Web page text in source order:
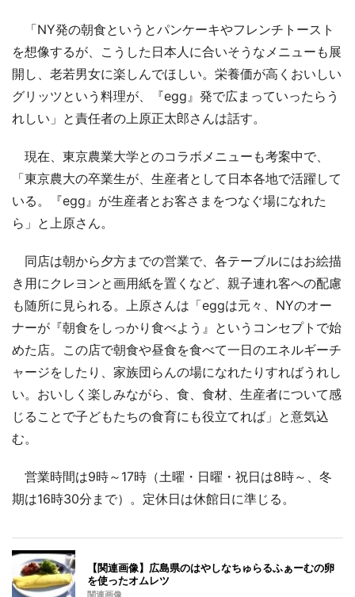
「NY発の朝食というとパンケーキやフレンチトースト
を想像するが、こうした日本人に合いそうなメニューも展
開し、老若男女に楽しんでほしい。栄養価が高くおいしい
グリッツという料理が、『egg』発で広まっていったらう
れしい」と責任者の上原正太郎さんは話す。
現在、東京農業大学とのコラボメニューも考案中で、
「東京農大の卒業生が、生産者として日本各地で活躍して
いる。『egg』が生産者とお客さまをつなぐ場になれた
ら」と上原さん。
同店は朝から夕方までの営業で、各テーブルにはお絵描
き用にクレヨンと画用紙を置くなど、親子連れ客への配慮
も随所に見られる。上原さんは「eggは元々、NYのオー
ナーが『朝食をしっかり食べよう』というコンセプトで始
めた店。この店で朝食や昼食を食べて一日のエネルギーチ
ャージをしたり、家族団らんの場になれたりすればうれし
い。おいしく楽しみながら、食、食材、生産者について感
じることで子どもたちの食育にも役立てれば」と意気込
む。
営業時間は9時～17時（土曜・日曜・祝日は8時～、冬
期は16時30分まで）。定休日は休館日に準じる。
【関連画像】広島県のはやしなちゅらるふぁーむの卵
を使ったオムレツ
関連画像